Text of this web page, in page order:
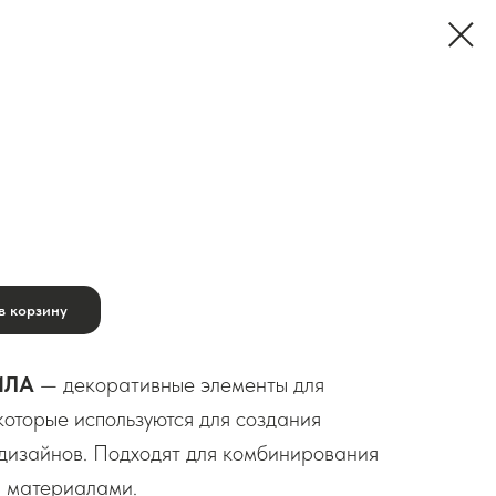
корзину
— декоративные элементы для
используются для создания
Подходят для комбинирования
материалами.